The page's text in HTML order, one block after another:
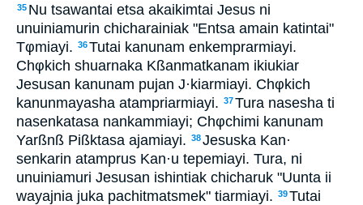
35 Nu tsawantai etsa akaikimtai Jesus ni
unuiniamurin chicharainiak "Entsa amain katintai"
Tφmiayi. 36Tutai kanunam enkemprarmiayi.
Chφkich shuarnaka Kßanmatkanam ikiukiar
Jesusan kanunam pujan J·kiarmiayi. Chφkich
kanunmayasha atampriarmiayi. 37Tura nasesha ti
nasenkatasa nankammiayi; Chφchimi kanunam
Yarßnß Pißktasa ajamiayi. 38Jesuska Kan·
senkarin atamprus Kan·u tepemiayi. Tura, ni
unuiniamuri Jesusan ishintiak chicharuk "Uunta ii
wayajnia juka pachitmatsmek" tiarmiayi. 39Tutai